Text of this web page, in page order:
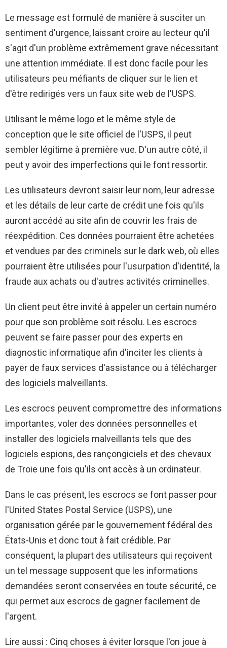
Le message est formulé de manière à susciter un
sentiment d'urgence, laissant croire au lecteur qu'il
s'agit d'un problème extrêmement grave nécessitant
une attention immédiate. Il est donc facile pour les
utilisateurs peu méfiants de cliquer sur le lien et
d'être redirigés vers un faux site web de l'USPS.
Utilisant le même logo et le même style de
conception que le site officiel de l'USPS, il peut
sembler légitime à première vue. D'un autre côté, il
peut y avoir des imperfections qui le font ressortir.
Les utilisateurs devront saisir leur nom, leur adresse
et les détails de leur carte de crédit une fois qu'ils
auront accédé au site afin de couvrir les frais de
réexpédition. Ces données pourraient être achetées
et vendues par des criminels sur le dark web, où elles
pourraient être utilisées pour l'usurpation d'identité, la
fraude aux achats ou d'autres activités criminelles.
Un client peut être invité à appeler un certain numéro
pour que son problème soit résolu. Les escrocs
peuvent se faire passer pour des experts en
diagnostic informatique afin d'inciter les clients à
payer de faux services d'assistance ou à télécharger
des logiciels malveillants.
Les escrocs peuvent compromettre des informations
importantes, voler des données personnelles et
installer des logiciels malveillants tels que des
logiciels espions, des rançongiciels et des chevaux
de Troie une fois qu'ils ont accès à un ordinateur.
Dans le cas présent, les escrocs se font passer pour
l'United States Postal Service (USPS), une
organisation gérée par le gouvernement fédéral des
États-Unis et donc tout à fait crédible. Par
conséquent, la plupart des utilisateurs qui reçoivent
un tel message supposent que les informations
demandées seront conservées en toute sécurité, ce
qui permet aux escrocs de gagner facilement de
l'argent.
Lire aussi : Cinq choses à éviter lorsque l'on joue à